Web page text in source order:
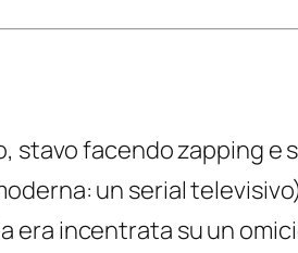
stavo facendo zapping e
un serial
era incentrata su un